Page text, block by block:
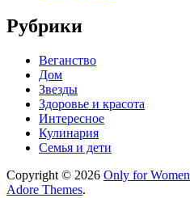
Рубрики
Веганство
Дом
Звезды
Здоровье и красота
Интересное
Кулинария
Семья и дети
Copyright © 2026 Only for Women
Adore Themes.